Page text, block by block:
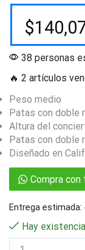
$
38 personas
🔥 2 artículos
Peso medio
Patas con doble
Altura del
Patas con doble
Diseñado en
Compra
Entrega estimada:
Hay